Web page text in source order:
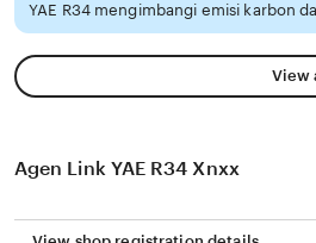
YAE R34 mengimbangi emisi karbon
View
Agen Link YAE R34 Xnxx